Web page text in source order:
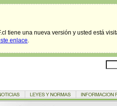
tiene una nueva versión y usted está
enlace.